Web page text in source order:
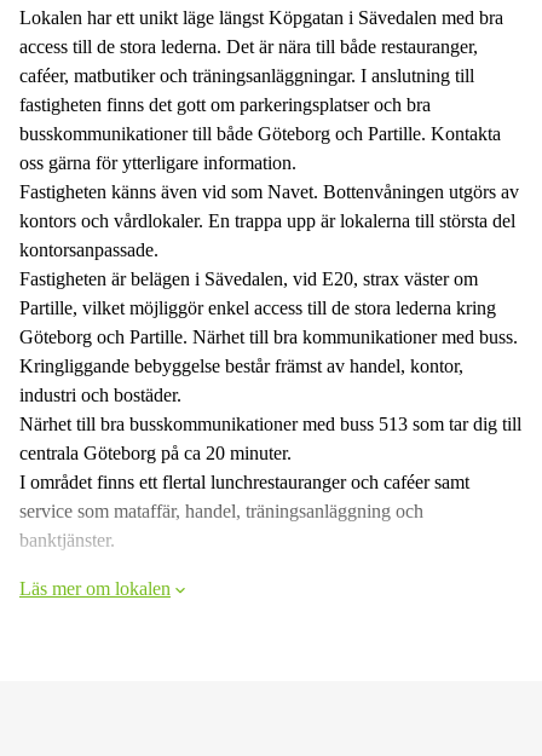
Lokalen har ett unikt läge längst Köpgatan i Sävedalen med bra
access till de stora lederna. Det är nära till både restauranger,
caféer, matbutiker och träningsanläggningar. I anslutning till
fastigheten finns det gott om parkeringsplatser och bra
busskommunikationer till både Göteborg och Partille. Kontakta
oss gärna för ytterligare information.
Fastigheten känns även vid som Navet. Bottenvåningen utgörs av
kontors och vårdlokaler. En trappa upp är lokalerna till största del
kontorsanpassade.
Fastigheten är belägen i Sävedalen, vid E20, strax väster om
Partille, vilket möjliggör enkel access till de stora lederna kring
Göteborg och Partille. Närhet till bra kommunikationer med buss.
Kringliggande bebyggelse består främst av handel, kontor,
industri och bostäder.
Närhet till bra busskommunikationer med buss 513 som tar dig till
centrala Göteborg på ca 20 minuter.
I området finns ett flertal lunchrestauranger och caféer samt
service som mataffär, handel, träningsanläggning och
banktjänster.
Läs mer om lokalen